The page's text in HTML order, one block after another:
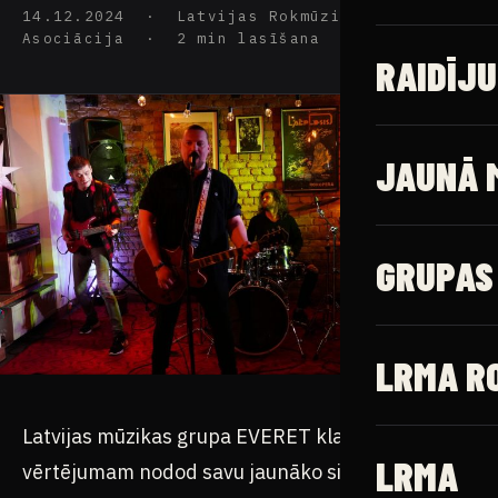
JAUNĀ
GRUPAS
LRMA
LRMA
14.12.2024 · Latvijas Rokmūzikas
Asociācija · 2 min lasīšana
Latvijas mūzikas grupa EVERET klausītāju
vērtējumam nodod savu jaunāko singlu “KĀPĒC”